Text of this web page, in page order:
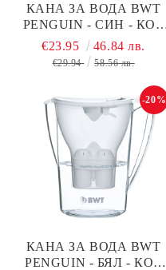
КАНА ЗА ВОДА BWT
PЕNGUIN - СИН - КОД
В704
€23.95 46.84 лв.
€29.94 58.56 лв.
КАНА ЗА ВОДА BWT
PЕNGUIN - БЯЛ - КОД
-20%